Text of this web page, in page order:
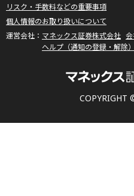
COPYRIGHT
リスク・手数料などの重要事項
個人情報のお取り扱いについて
マネックス証券株式会社
ヘルプ（通知の登録・解除）